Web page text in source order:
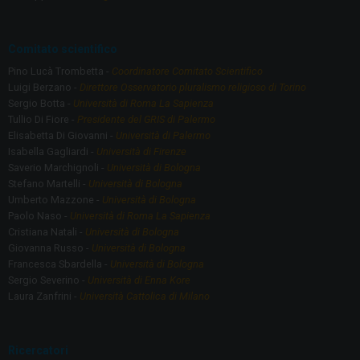
Pino Lucà Trombetta - Coordinatore Comitato Scientifico
Luigi Berzano - Direttore Osservatorio pluralismo religioso di Torino
Sergio Botta - Università di Roma La Sapienza
Tullio Di Fiore - Presidente del GRIS di Palermo
Elisabetta Di Giovanni - Università di Palermo
Isabella Gagliardi - Università di Firenze
Saverio Marchignoli - Università di Bologna
Stefano Martelli - Università di Bologna
Umberto Mazzone - Università di Bologna
Paolo Naso - Università di Roma La Sapienza
Cristiana Natali - Università di Bologna
Giovanna Russo - Università di Bologna
Francesca Sbardella - Università di Bologna
Sergio Severino - Università di Enna Kore
Laura Zanfrini - Università Cattolica di Milano